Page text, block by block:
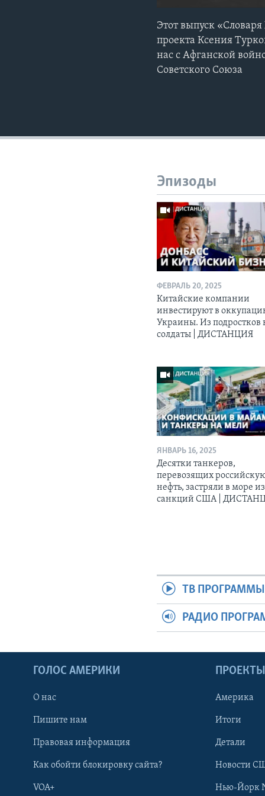
Этот выпуск
проекта Ксения
нас с Афганской
Советского Союза
Эпизоды
ФЕВРАЛЬ 20, 2025
Китайские компании
инвестируют в
Украины. Из подростков
солдаты | ДИСТАНЦИЯ
ЯНВАРЬ 16, 2025
Десятки танкеров,
перевозящих
нефть, застряли в море
санкций США |
ТВ ПРОГРАММЫ
РАДИО
ГОЛОС АМЕРИКИ
О нас
Пишите нам
Правовая информация
Как обойти блокировку сайта?
VOA+
ПРОЕКТЫ
Америка
Итоги
Детали
Новости
Нью-Йорк